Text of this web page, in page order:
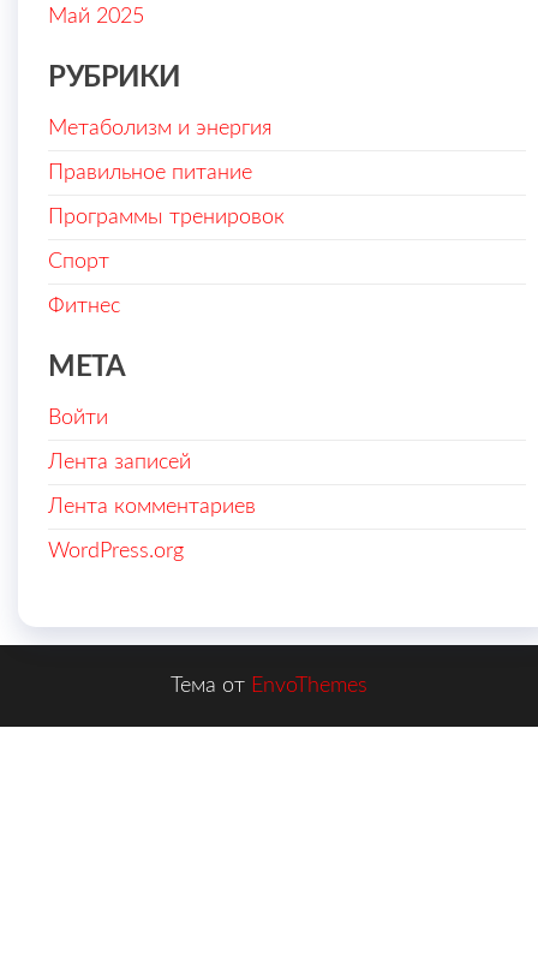
Май 2025
РУБРИКИ
Метаболизм и энергия
Правильное питание
Программы тренировок
Спорт
Фитнес
МЕТА
Войти
Лента записей
Лента комментариев
WordPress.org
Тема от EnvoThemes